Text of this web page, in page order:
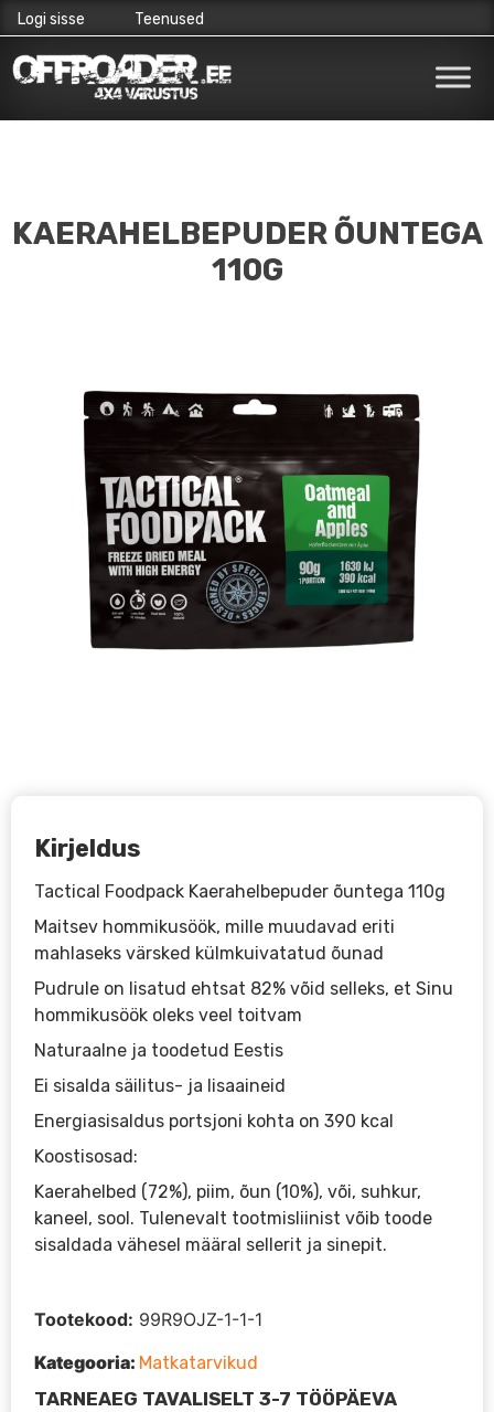
to
Logi sisse Teenused
KAERAHELBEPUDER ÕUNTEGA
110G
Kirjeldus
Tactical Foodpack Kaerahelbepuder õuntega 110g
Maitsev hommikusöök, mille muudavad eriti
mahlaseks värsked külmkuivatatud õunad
Pudrule on lisatud ehtsat 82% võid selleks, et Sinu
hommikusöök oleks veel toitvam
Naturaalne ja toodetud Eestis
Ei sisalda säilitus- ja lisaaineid
Energiasisaldus portsjoni kohta on 390 kcal
Koostisosad:
Kaerahelbed (72%), piim, õun (10%), või, suhkur,
kaneel, sool. Tulenevalt tootmisliinist võib toode
sisaldada vähesel määral sellerit ja sinepit.
Tootekood: 99R9OJZ-1-1-1
Kategooria: Matkatarvikud
TARNEAEG TAVALISELT 3-7 TÖÖPÄEVA